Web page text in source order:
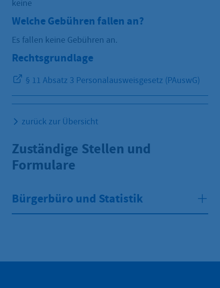
keine
Welche Gebühren fallen an?
Es fallen keine Gebühren an.
Rechtsgrundlage
§ 11 Absatz 3 Personalausweisgesetz (PAuswG)
zurück zur Übersicht
Zuständige Stellen und
Formulare
Bürgerbüro und Statistik